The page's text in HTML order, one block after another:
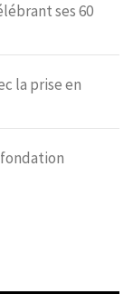
ses 60
la prise en
fondation